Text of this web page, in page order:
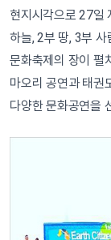
현지시각으로 27일
하늘, 2부 땅, 3부 사
문화축제의 장이 펼
마오리 공연과 태권
다양한 문화공연을